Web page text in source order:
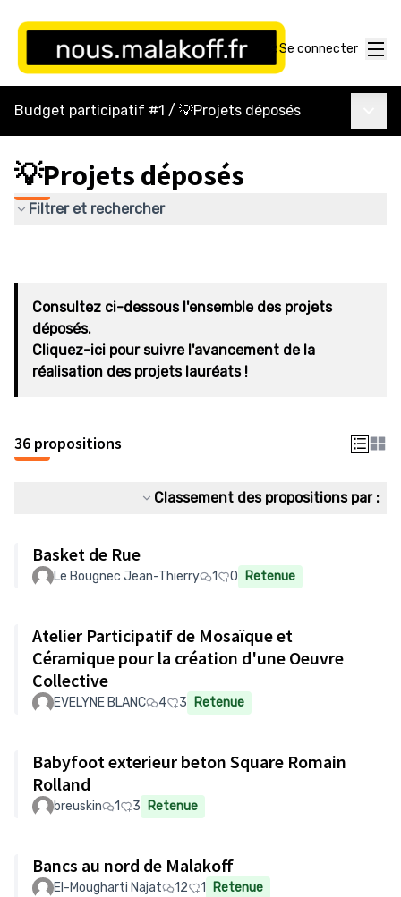
Se connecter
Budget participatif #1 / 💡Projets déposés
💡Projets déposés
Filtrer et rechercher
Consultez ci-dessous l'ensemble des projets
déposés.
Cliquez-ici pour suivre l'avancement de la
réalisation des projets lauréats !
36 propositions
Classement des propositions par :
Basket de Rue
Le Bougnec Jean-Thierry 1 0 Retenue
Atelier Participatif de Mosaïque et
Céramique pour la création d'une Oeuvre
Collective
EVELYNE BLANC 4 3 Retenue
Babyfoot exterieur beton Square Romain
Rolland
breuskin 1 3 Retenue
Bancs au nord de Malakoff
El-Mougharti Najat 12 1 Retenue